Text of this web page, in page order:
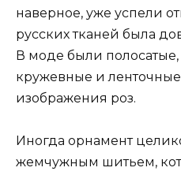
наверное, уже успели
русских тканей была
В моде были полосатые,
кружевные и
изображения роз.
Иногда орнамент
жемчужным шитьем,